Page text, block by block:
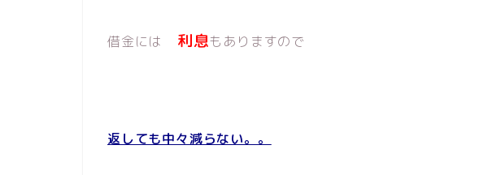
借金には 利息もありますので
返しても中々減らない。。